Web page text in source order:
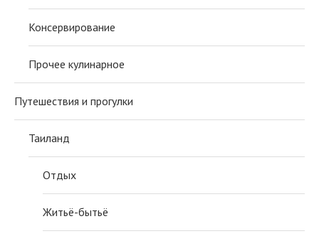
Консервирование
Прочее кулинарное
Путешествия и прогулки
Таиланд
Отдых
Житьё-бытьё